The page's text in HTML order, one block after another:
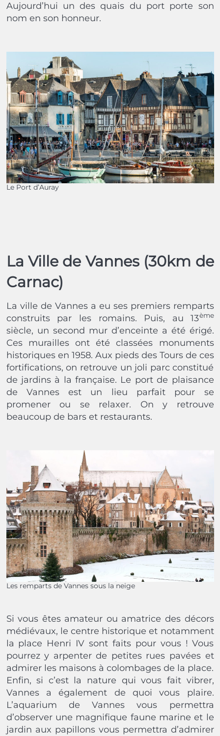
Aujourd’hui un des quais du port porte son
nom en son honneur.
Le Port d’Auray
La Ville de Vannes (30km de
Carnac)
La ville de Vannes a eu ses premiers remparts
construits par les romains. Puis, au 13ème
siècle, un second mur d’enceinte a été érigé.
Ces murailles ont été classées monuments
historiques en 1958. Aux pieds des Tours de ces
fortifications, on retrouve un joli parc constitué
de jardins à la française. Le port de plaisance
de Vannes est un lieu parfait pour se
promener ou se relaxer. On y retrouve
beaucoup de bars et restaurants.
Les remparts de Vannes sous la neige
Si vous êtes amateur ou amatrice des décors
médiévaux, le centre historique et notamment
la place Henri IV sont faits pour vous ! Vous
pourrez y arpenter de petites rues pavées et
admirer les maisons à colombages de la place.
Enfin, si c’est la nature qui vous fait vibrer,
Vannes a également de quoi vous plaire.
L’aquarium de Vannes vous permettra
d’observer une magnifique faune marine et le
jardin aux papillons vous permettra d’admirer